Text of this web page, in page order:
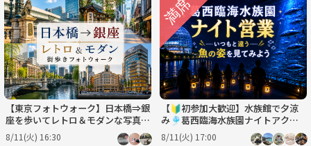
【東京フォトウォーク】日本橋⇒銀
座を歩いてレトロ＆モダンな写真を
撮ろう(初心者・スマホ歓迎!)
8/11(火) 16:30
【🔰初参加大歓迎】水族館で夕涼
み🎐葛西臨海水族園ナイトアクア
リウム【特別回】
8/11(火) 17:00